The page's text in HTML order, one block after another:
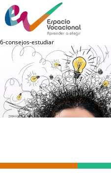
6-consejos-estudiar